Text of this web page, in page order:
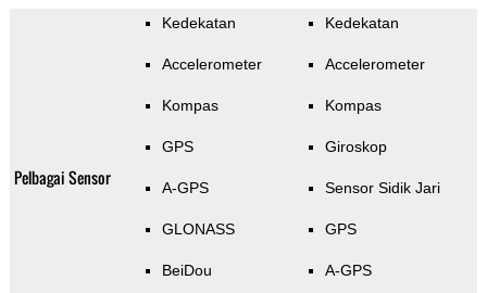
Pelbagai Sensor
Kedekatan
Accelerometer
Kompas
GPS
A-GPS
GLONASS
BeiDou
Kedekatan
Accelerometer
Kompas
Giroskop
Sensor Sidik Jari
GPS
A-GPS